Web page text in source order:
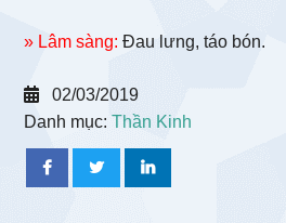
» Lâm sàng: Đau lưng, táo bón.
02/03/2019
Danh mục:Thần Kinh